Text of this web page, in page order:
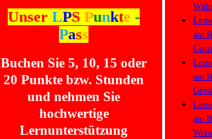
Unser LPS Punkte -
Pass
Buchen Sie 5, 10, 15 oder
20 Punkte bzw. Stunden
und nehmen Sie
hochwertige
Lernunterstützung
Lern
am
Lern
am
Lern
am